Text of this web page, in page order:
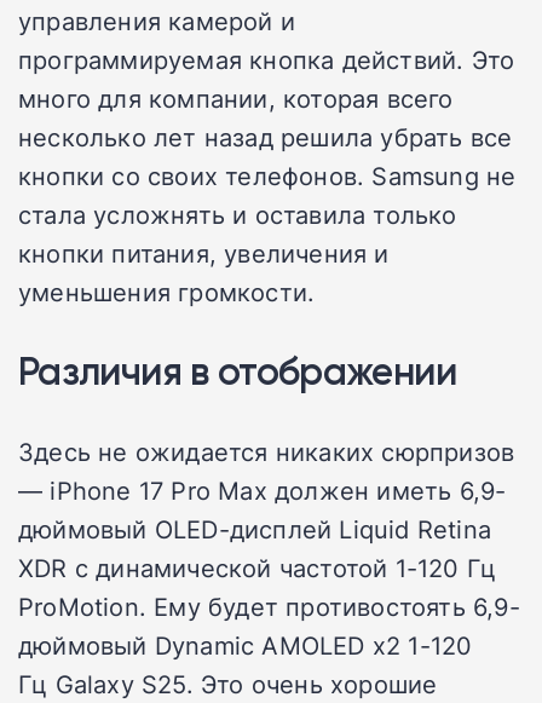
управления камерой и
программируемая кнопка действий. Это
много для компании, которая всего
несколько лет назад решила убрать все
кнопки со своих телефонов. Samsung не
стала усложнять и оставила только
кнопки питания, увеличения и
уменьшения громкости.
Различия в отображении
Здесь не ожидается никаких сюрпризов
— iPhone 17 Pro Max должен иметь 6,9-
дюймовый OLED-дисплей Liquid Retina
XDR с динамической частотой 1-120 Гц
ProMotion. Ему будет противостоять 6,9-
дюймовый Dynamic AMOLED x2 1-120
Гц Galaxy S25. Это очень хорошие